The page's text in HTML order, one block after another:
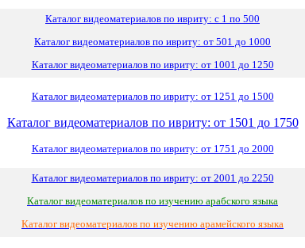
Каталог видеоматериалов по ивриту: с 1 по 500
Каталог видеоматериалов по ивриту: от 501 до 1000
Каталог видеоматериалов по ивриту: от 1001 до 1250
Каталог видеоматериалов по ивриту: от 1251 до 1500
Каталог видеоматериалов по ивриту: от 1501 до 1750
Каталог видеоматериалов по ивриту: от 1751 до 2000
Каталог видеоматериалов по ивриту: от 2001 до 2250
Каталог видеоматериалов по изучению арабского языка
Каталог видеоматериалов по изучению арамейского языка